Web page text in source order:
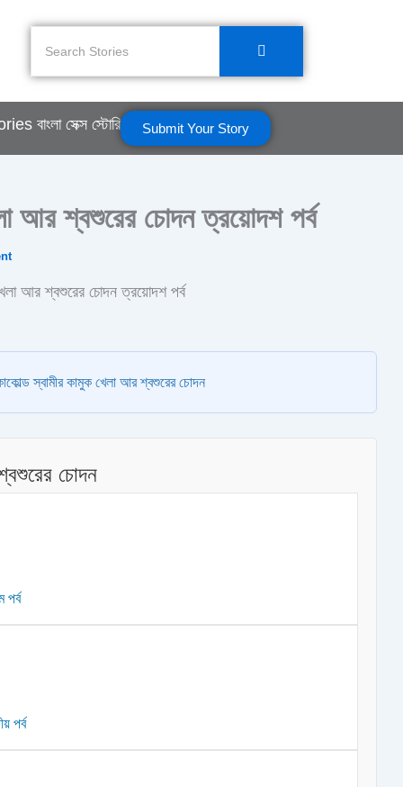
বাংলা সেক্স স্টোরি Submit Your Story
আর শ্বশুরের চোদন ত্রয়োদশ পর্ব
আর শ্বশুরের চোদন ত্রয়োদশ পর্ব
স্বামীর কামুক খেলা আর শ্বশুরের চোদন
চোদন
পর্ব
পর্ব